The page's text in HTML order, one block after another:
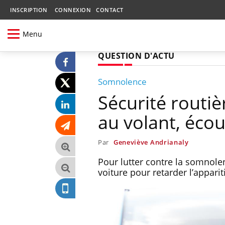
INSCRIPTION CONNEXION CONTACT
Menu
QUESTION D'ACTU
Somnolence
Sécurité
au volant,
Par Geneviève Andrianaly
Pour lutter contre la
voiture pour retarder